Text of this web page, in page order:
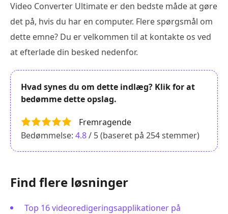
Video Converter Ultimate er den bedste måde at gøre
det på, hvis du har en computer. Flere spørgsmål om
dette emne? Du er velkommen til at kontakte os ved
at efterlade din besked nedenfor.
Hvad synes du om dette indlæg? Klik for at
bedømme dette opslag.
Fremragende
Bedømmelse: 4.8/ 5 (baseret på 254stemmer)
Find flere løsninger
Top 16 videoredigeringsapplikationer på